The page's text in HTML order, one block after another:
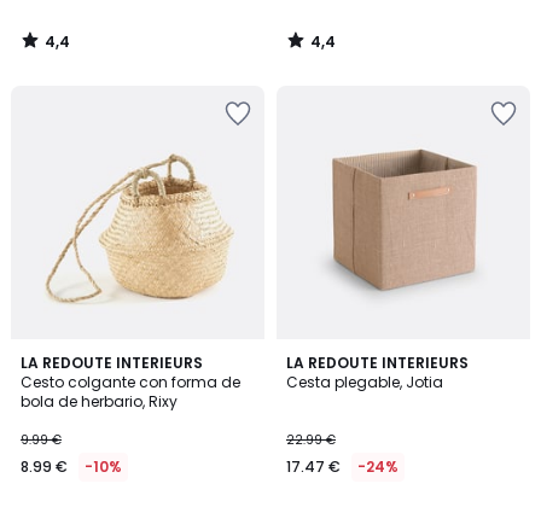
4,4
/
4,4
/
LA REDOUTE INTERIEURS
Cesto colgante con forma de
bola de herbario, Rixy
9.99 €
8.99 € -10%
4,7
/ 5
LA REDOUTE INTERIEURS
Cesta plegable, Jotia
22.99 €
17.47 € -24%
4,5
/ 5